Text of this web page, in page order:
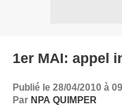
1er MAI: appel
Publié le 28/04/2010 à
Par NPA QUIMPER